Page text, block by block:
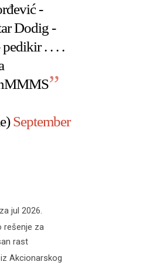
-
Dodig -
. . . .
September
jul 2026.
rešenje za
rast
Akcionarskog